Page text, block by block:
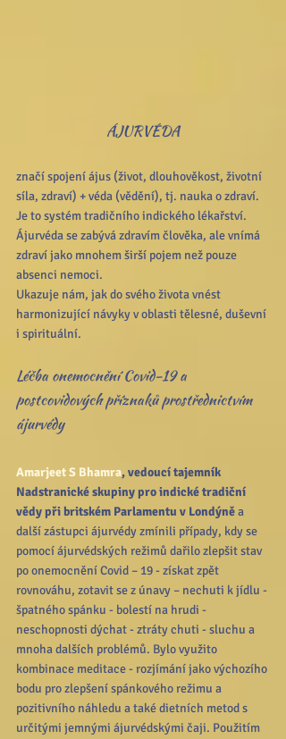
ÁJURVÉDA
značí spojení ájus (život, dlouhověkost, životní
síla, zdraví) + véda (vědění), tj. nauka o zdraví.
Je to systém tradičního indického lékařství.
Ájurvéda se zabývá zdravím člověka, ale vnímá
zdraví jako mnohem širší pojem než pouze
absenci nemoci.
Ukazuje nám, jak do svého života vnést
harmonizující návyky v oblasti tělesné, duševní
i spirituální.
Léčba onemocnění Covid-19 a
postcovidových příznaků prostřednictvím
ájurvédy
Amarjeet S Bhamra, vedoucí tajemník
Nadstranické skupiny pro indické tradiční
vědy při britském Parlamentu v Londýně a
další zástupci ájurvédy zmínili případy, kdy se
pomocí ájurvédských režimů dařilo zlepšit stav
po onemocnění Covid – 19 - získat zpět
rovnováhu, zotavit se z únavy – nechuti k jídlu -
špatného spánku - bolestí na hrudi -
neschopnosti dýchat - ztráty chuti - sluchu a
mnoha dalších problémů. Bylo využito
kombinace meditace - rozjímání jako výchozího
bodu pro zlepšení spánkového režimu a
pozitivního náhledu a také dietních metod s
určitými jemnými ájurvédskými čaji. Použitím